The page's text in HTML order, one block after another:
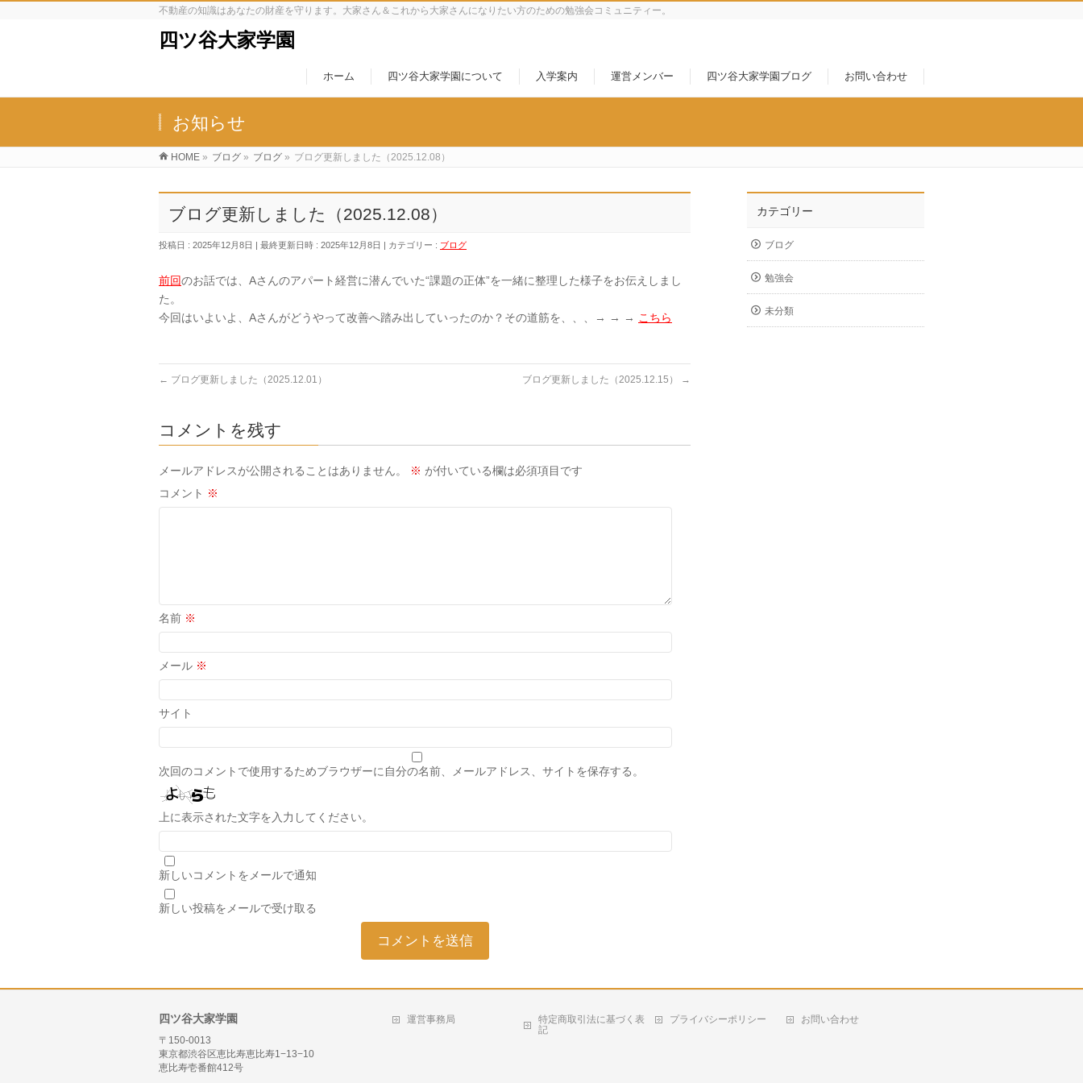
不動産の知識はあなたの財産を守ります。大家さん＆これから大家さんになりたい方のための勉強会コミュニティー。
四ツ谷大家学園
ホーム 四ツ谷大家学園について 入学案内 運営メンバー 四ツ谷大家学園ブログ お問い合わせ
お知らせ
HOME » ブログ » ブログ » ブログ更新しました（2025.12.08）
ブログ更新しました（2025.12.08）
投稿日 : 2025年12月8日 最終更新日時 : 2025年12月8日 カテゴリー : ブログ
前回のお話では、Aさんのアパート経営に潜んでいた“課題の正体”を一緒に整理した様子をお伝えしまし
た。
今回はいよいよ、Aさんがどうやって改善へ踏み出していったのか？その道筋を、、、→ → → こちら
← ブログ更新しました（2025.12.01） ブログ更新しました（2025.12.15） →
コメントを残す
メールアドレスが公開されることはありません。 ※ が付いている欄は必須項目です
コメント ※
名前 ※
メール ※
サイト
次回のコメントで使用するためブラウザーに自分の名前、メールアドレス、サイトを保存する。
上に表示された文字を入力してください。
新しいコメントをメールで通知
新しい投稿をメールで受け取る
カテゴリー
ブログ
勉強会
未分類
四ツ谷大家学園
〒150-0013
東京都渋谷区恵比寿恵比寿1−13−10
恵比寿壱番館412号
運営事務局
特定商取引法に基づく表
記
プライバシーポリシー お問い合わせ